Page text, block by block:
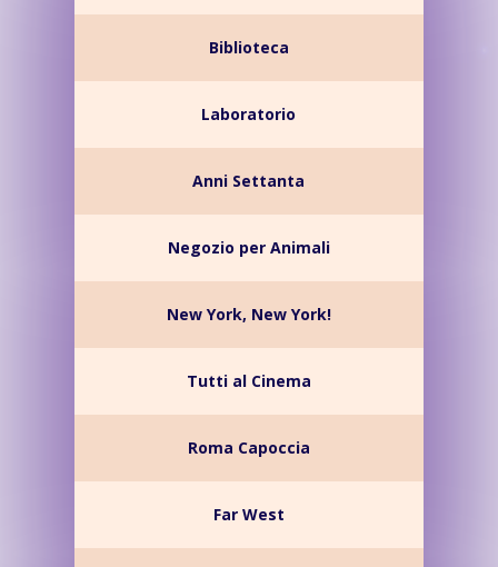
Biblioteca
Laboratorio
Anni Settanta
Negozio per Animali
New York, New York!
Tutti al Cinema
Roma Capoccia
Far West